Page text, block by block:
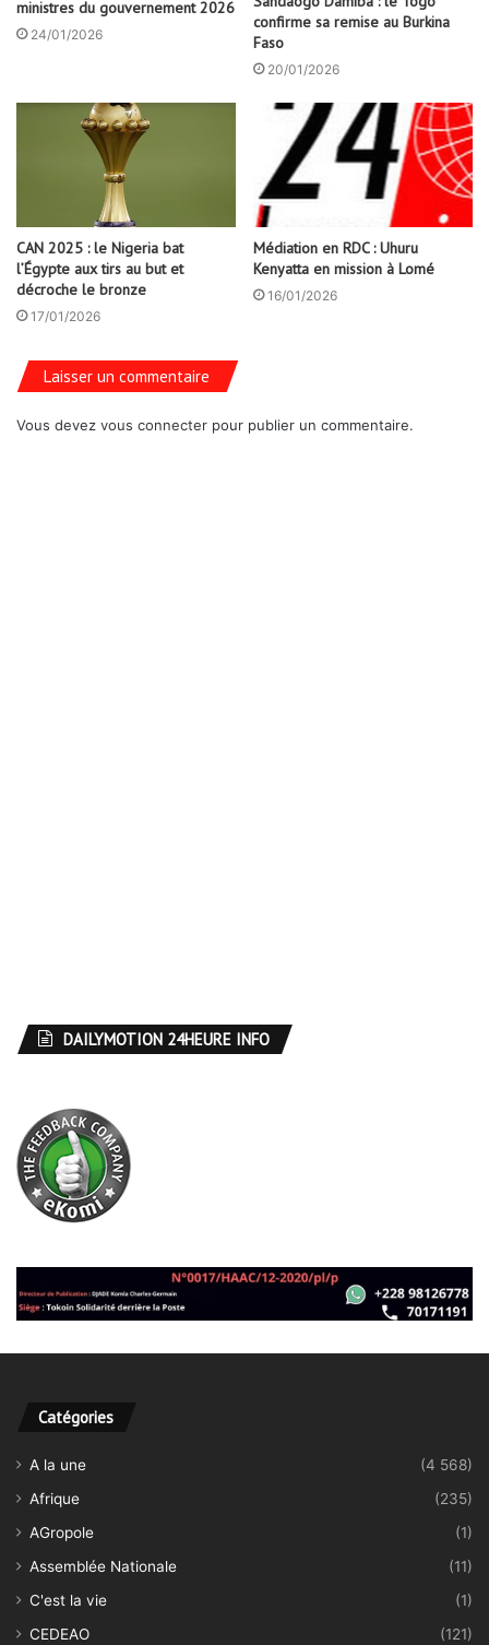
ministres du gouvernement 2026
24/01/2026
confirme sa remise au Burkina
Faso
20/01/2026
CAN 2025 : le Nigeria bat
l’Égypte aux tirs au but et
décroche le bronze
17/01/2026
Médiation en RDC : Uhuru
Kenyatta en mission à Lomé
16/01/2026
Laisser un commentaire
Vous devez vous connecter pour publier un commentaire.
DAILYMOTION 24HEURE INFO
Catégories
A la une
(4 568)
Afrique
(235)
AGropole
(1)
Assemblée Nationale
(11)
C'est la vie
(1)
CEDEAO
(121)